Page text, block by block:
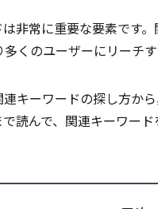
非常に重要な要素です
くのユーザーにリーチす
キーワードの探し方か
読んで、関連キーワー